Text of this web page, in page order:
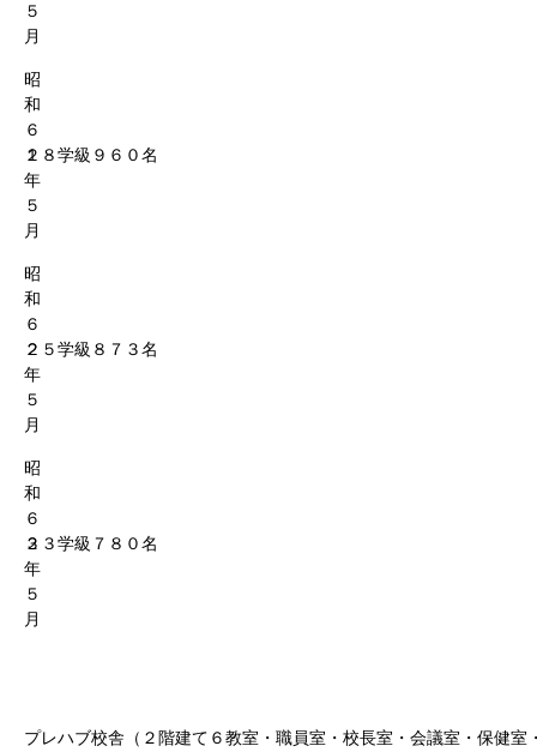
５
月
昭
和
６
１
年
５
月
２８学級９６０名
昭
和
６
２
年
５
月
２５学級８７３名
昭
和
６
３
年
５
月
２３学級７８０名
プレハブ校舎（２階建て６教室・職員室・校長室・会議室・保健室